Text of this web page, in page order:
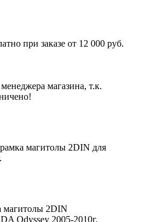
при заказе от 12 000 руб.
магазина, т.к.
магитолы 2DIN для
магитолы 2DIN
Odyssey 2005-2010г.